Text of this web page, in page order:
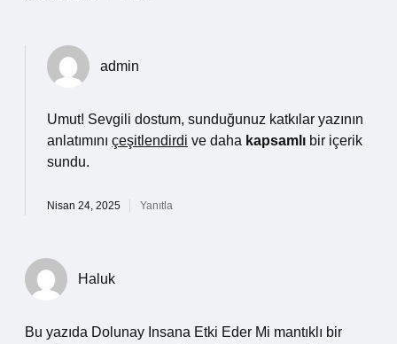
admin
Umut! Sevgili dostum, sunduğunuz katkılar yazının
anlatımını çeşitlendirdi ve daha kapsamlı bir içerik
sundu.
Nisan 24, 2025 Yanıtla
Haluk
Bu yazıda Dolunay Insana Etki Eder Mi mantıklı bir